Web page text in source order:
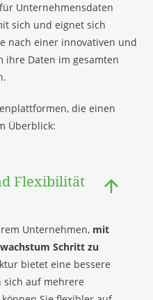
für Unternehmensdaten
sich und eignet sich
nach einer innovativen und
ihre Daten im gesamten
die einen
Überblick:
Flexibilität
Unternehmen, mit
Schritt zu
bietet eine bessere
sich auf mehrere